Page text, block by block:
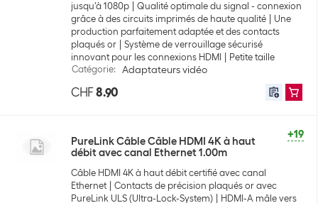
jusqu'à 1080p
Qualité optimale du signal - connexion
grâce à des circuits imprimés de haute qualité
Une
production parfaitement adaptée et des contacts
plaqués or
Système de verrouillage sécurisé
innovant pour les connexions HDMI
Petite taille
Catégorie: Adaptateurs vidéo
CHF 8.90
+19
PureLink Câble Câble HDMI 4K à haut
débit avec canal Ethernet 1.00m
Câble HDMI 4K à haut débit certifié avec canal
Ethernet
Contacts de précision plaqués or avec
PureLink ULS (Ultra-Lock-System)
HDMI-A mâle vers